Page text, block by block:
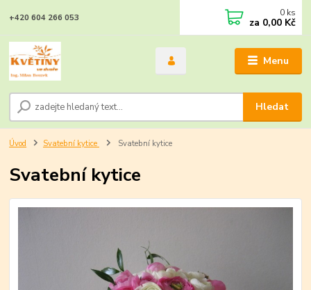
Menu
Hledat
+420 604 266 053 0 ks
za 0,00 Kč
Úvod Svatební kytice Svatební kytice
Svatební kytice